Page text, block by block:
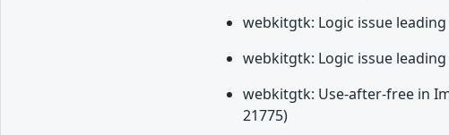
webkitgtk: Logic issue
webkitgtk: Logic issue
webkitgtk: Use-after-free in
21775)